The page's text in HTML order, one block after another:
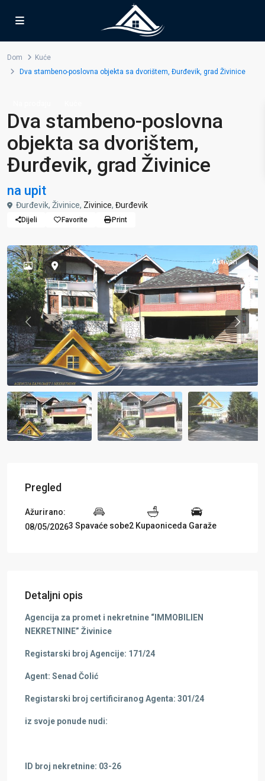
Dom
Kuće
Dva stambeno-poslovna objekta sa dvorištem, Đurđevik, grad Živinice
Dva stambeno-poslovna
objekta sa dvorištem,
Đurđevik, grad Živinice
na upit
Đurđevik, Živinice, Zivinice, Đurđevik
Dijeli Favorite Print
Aktivan
Previous
Pregled
Ažurirano:
08/05/20263 Spavaće sobe2 Kupaoniceda Garaže
Detaljni opis
Agencija za promet i nekretnine “IMMOBILIEN
NEKRETNINE” Živinice
Registarski broj Agencije: 171/24
Agent: Senad Čolić
Registarski broj certificiranog Agenta: 301/24
iz svoje ponude nudi:
ID broj nekretnine: 03-26